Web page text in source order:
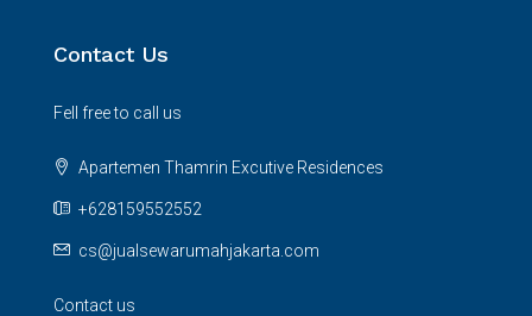
Contact Us
Fell free to call us
Apartemen Thamrin Excutive Residences
+628159552552
cs@jualsewarumahjakarta.com
Contact us